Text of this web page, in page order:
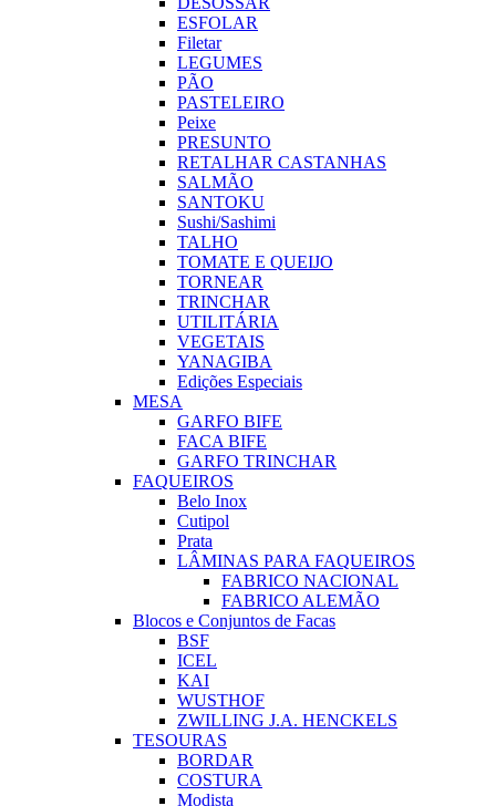
ESFOLAR
Filetar
LEGUMES
PÃO
PASTELEIRO
Peixe
PRESUNTO
RETALHAR CASTANHAS
SALMÃO
SANTOKU
Sushi/Sashimi
TALHO
TOMATE E QUEIJO
TORNEAR
TRINCHAR
UTILITÁRIA
VEGETAIS
YANAGIBA
Edições Especiais
MESA
GARFO BIFE
FACA BIFE
GARFO TRINCHAR
FAQUEIROS
Belo Inox
Cutipol
Prata
LÂMINAS PARA FAQUEIROS
FABRICO NACIONAL
FABRICO ALEMÃO
Blocos e Conjuntos de Facas
BSF
ICEL
KAI
WUSTHOF
ZWILLING J.A. HENCKELS
TESOURAS
BORDAR
COSTURA
Modista